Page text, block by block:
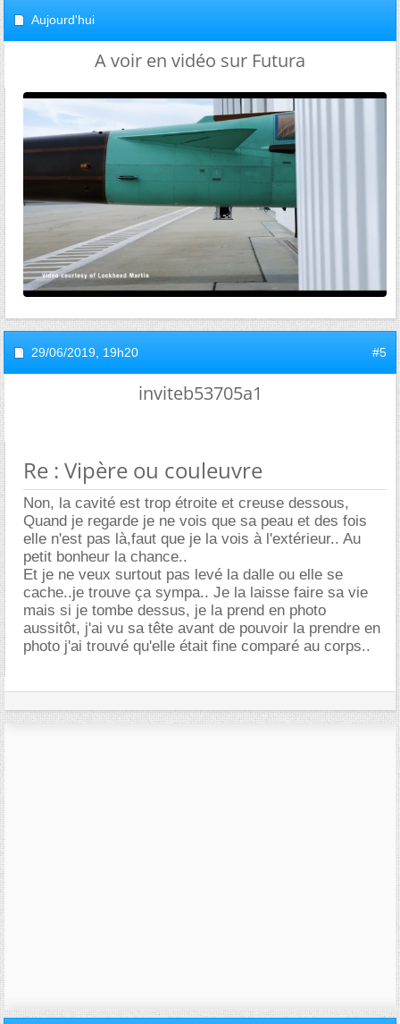
Aujourd'hui
A voir en vidéo sur Futura
29/06/2019, 19h20 #5
inviteb53705a1
Re : Vipère ou couleuvre
Non, la cavité est trop étroite et creuse dessous,
Quand je regarde je ne vois que sa peau et des fois
elle n'est pas là,faut que je la vois à l'extérieur.. Au
petit bonheur la chance..
Et je ne veux surtout pas levé la dalle ou elle se
cache..je trouve ça sympa.. Je la laisse faire sa vie
mais si je tombe dessus, je la prend en photo
aussitôt, j'ai vu sa tête avant de pouvoir la prendre en
photo j'ai trouvé qu'elle était fine comparé au corps..